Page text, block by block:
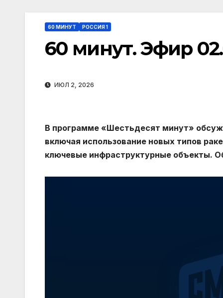
60 МИНУТ РОССИЯ 1
60 минут. Эфир
ИЮЛ 2, 2026
В программе «Шестьдесят минут»
включая использование новых типов
ключевые инфраструктурные объекты.